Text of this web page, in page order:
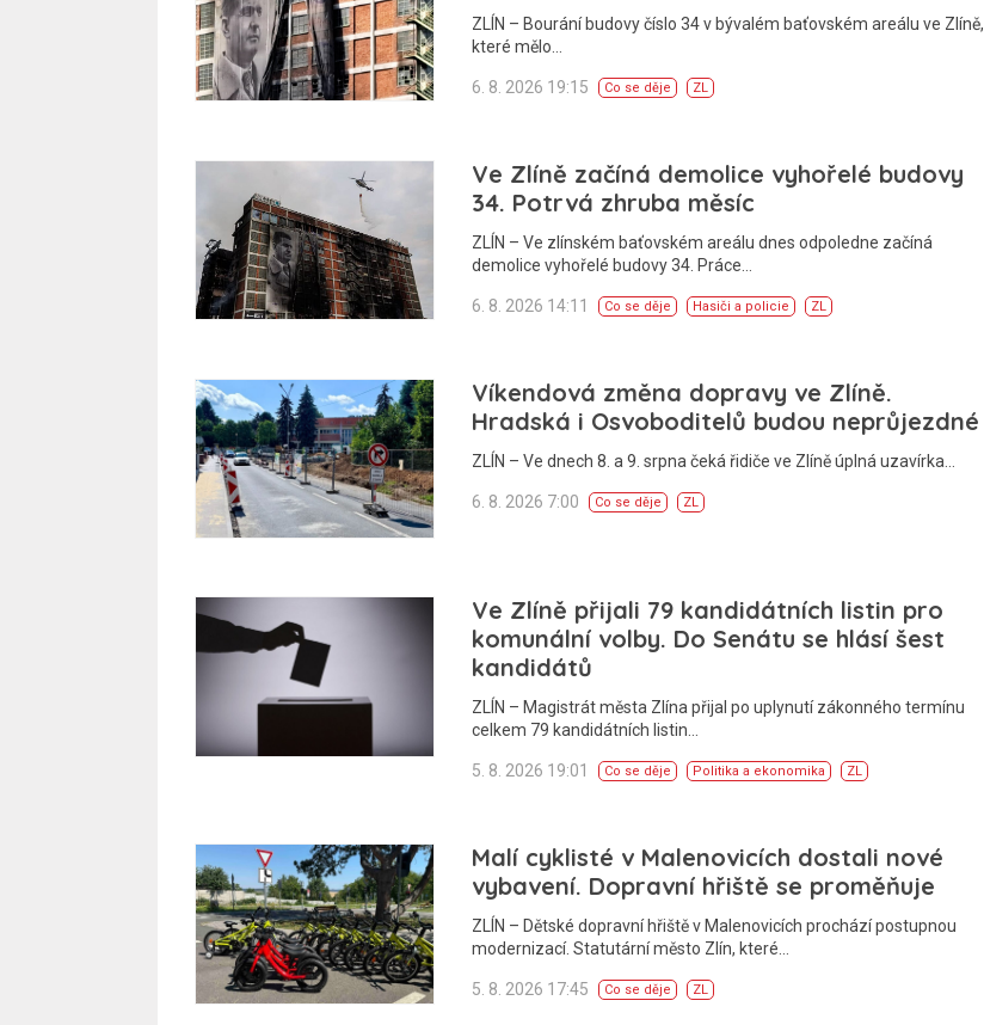
ZLÍN – Bourání budovy číslo 34 v bývalém baťovském areálu ve Zlíně,
které mělo…
6. 8. 2026 19:15 Co se děje ZL
Ve Zlíně začíná demolice vyhořelé budovy
34. Potrvá zhruba měsíc
ZLÍN – Ve zlínském baťovském areálu dnes odpoledne začíná
demolice vyhořelé budovy 34. Práce…
6. 8. 2026 14:11 Co se děje Hasiči a policie ZL
Víkendová změna dopravy ve Zlíně.
Hradská i Osvoboditelů budou neprůjezdné
ZLÍN – Ve dnech 8. a 9. srpna čeká řidiče ve Zlíně úplná uzavírka…
6. 8. 2026 7:00 Co se děje ZL
Ve Zlíně přijali 79 kandidátních listin pro
komunální volby. Do Senátu se hlásí šest
kandidátů
ZLÍN – Magistrát města Zlína přijal po uplynutí zákonného termínu
celkem 79 kandidátních listin…
5. 8. 2026 19:01 Co se děje Politika a ekonomika ZL
Malí cyklisté v Malenovicích dostali nové
vybavení. Dopravní hřiště se proměňuje
ZLÍN – Dětské dopravní hřiště v Malenovicích prochází postupnou
modernizací. Statutární město Zlín, které…
5. 8. 2026 17:45 Co se děje ZL